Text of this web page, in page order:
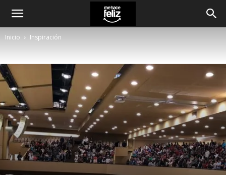
Inicio Inspiración